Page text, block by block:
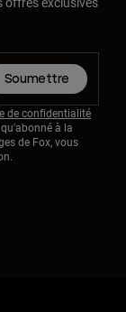
Soumettre
de confidentialité
à la
de Fox, vous